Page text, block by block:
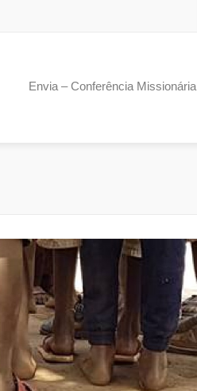
Envia – Conferência Missionária